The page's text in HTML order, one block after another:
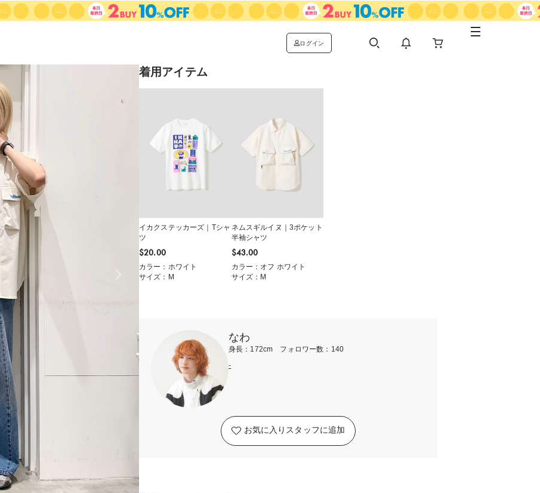
ログイン
着用アイテム
イカクステッカーズ｜Tシャ
ツ
$‌20.00
カラー：ホワイト
サイズ：M
ネムスギルイヌ｜3ポケット
半袖シャツ
$‌43.00
カラー：オフ ホワイト
サイズ：M
なわ
身長：172cm フォロワー数：140
-
お気に入りスタッフに追加